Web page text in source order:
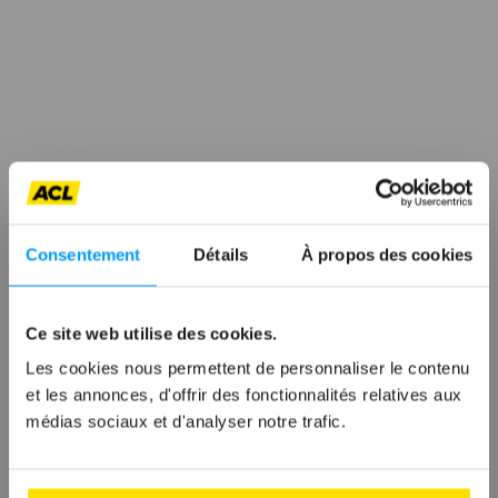
Consentement Détails À propos des cookies
Ce site web utilise des cookies.
Les cookies nous permettent de personnaliser le contenu
et les annonces, d'offrir des fonctionnalités relatives aux
médias sociaux et d'analyser notre trafic.
ACHAT ET
UTILISATION D’UNE
VOITURE À